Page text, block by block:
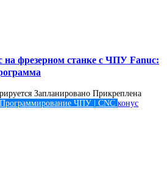
на фрезерном станке с ЧПУ Fanuc:
Запланировано Прикреплена
Программирование ЧПУ | CNC конус